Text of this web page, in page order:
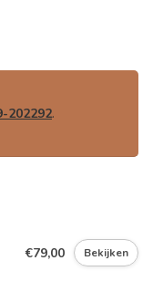
202292.
€79,00 Bekijken